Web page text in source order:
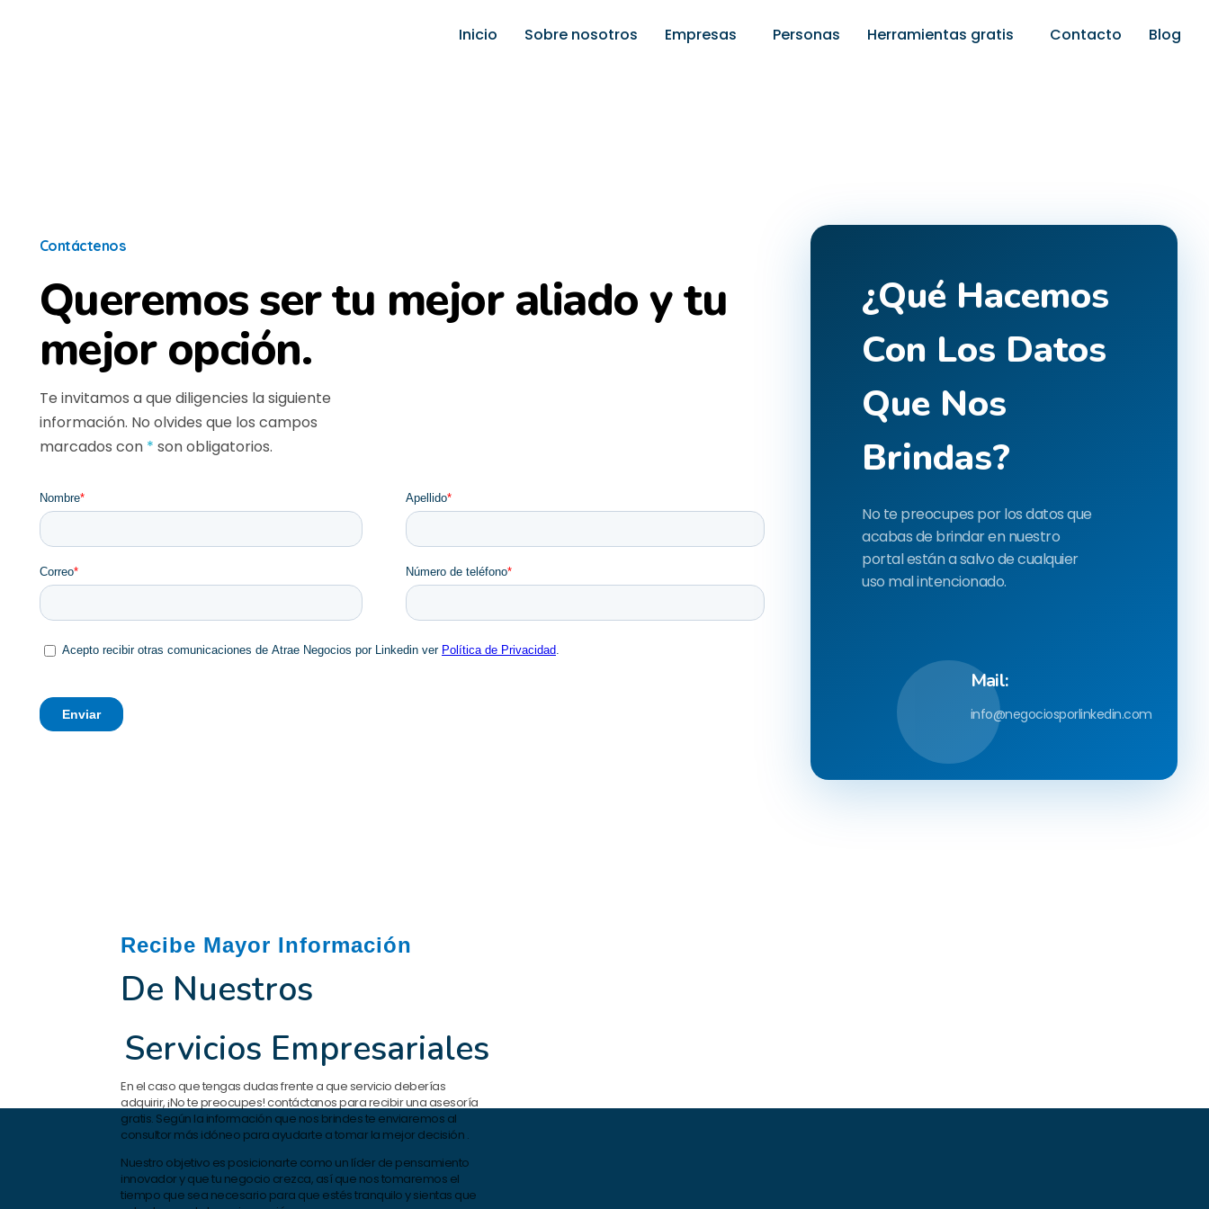
Inicio Sobre nosotros Empresas Personas Herramientas gratis Contacto Blog
Contáctenos
Queremos ser tu mejor aliado y tu
mejor opción.
Te invitamos a que diligencies la siguiente
información. No olvides que los campos
marcados con * son obligatorios.
¿Qué Hacemos
Con Los Datos
Que Nos
Brindas?
No te preocupes por los datos que
acabas de brindar en nuestro
portal están a salvo de cualquier
uso mal intencionado.
Mail:
info@negociosporlinkedin.com
Recibe Mayor Información
De Nuestros
Servicios Empresariales
En el caso que tengas dudas frente a que servicio deberías
adquirir, ¡No te preocupes! contáctanos para recibir una asesoría
gratis. Según la información que nos brindes te enviaremos al
consultor más idóneo para ayudarte a tomar la mejor decisión .
Nuestro objetivo es posicionarte como un líder de pensamiento
innovador y que tu negocio crezca, así que nos tomaremos el
tiempo que sea necesario para que estés tranquilo y sientas que